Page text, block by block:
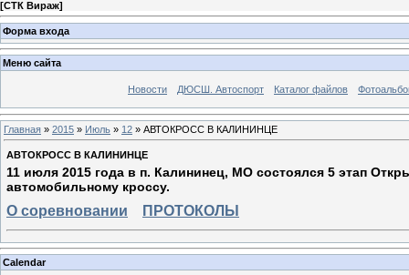
[СТК Вираж]
Форма входа
Меню сайта
Новости ДЮСШ. Автоспорт Каталог файлов
Главная » 2015 » Июль » 12 » АВТОКРОСС В КАЛИНИНЦЕ
АВТОКРОСС В КАЛИНИНЦЕ
11 июля 2015 года в п. Калининец, МО состоялся 5 этап
автомобильному кроссу.
О соревновании ПРОТОКОЛЫ
Calendar